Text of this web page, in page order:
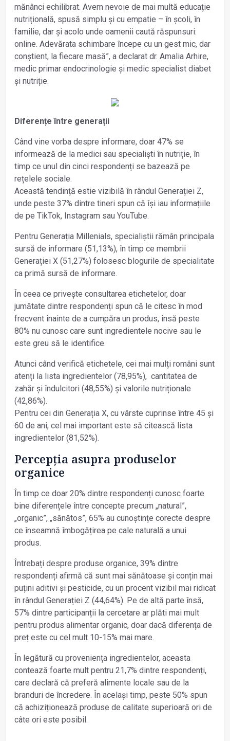
mănânci echilibrat. Avem nevoie de mai multă educație
nutrițională, spusă simplu și cu empatie – în școli, în
familie, dar și acolo unde oamenii caută răspunsuri:
online. Adevărata schimbare începe cu un gest mic, dar
conștient, la fiecare masă”, a declarat dr. Amalia Arhire,
medic primar endocrinologie și medic specialist diabet
și nutriție.
Diferențe între generații
Când vine vorba despre informare, doar 47% se
informează de la medici sau specialiști în nutriție, în
timp ce unul din cinci respondenți se bazează pe
rețelele sociale.
Această tendință estie vizibilă în rândul Generației Z,
unde peste 37% dintre tineri spun că își iau informațiile
de pe TikTok, Instagram sau YouTube.
Pentru Generația Millenials, specialiștii rămân principala
sursă de informare (51,13%), în timp ce membrii
Generației X (51,27%) folosesc blogurile de specialitate
ca primă sursă de informare.
În ceea ce privește consultarea etichetelor, doar
jumătate dintre respondenți spun că le citesc în mod
frecvent înainte de a cumpăra un produs, însă peste
80% nu cunosc care sunt ingredientele nocive sau le
este greu să le identifice.
Atunci când verifică etichetele, cei mai mulți români sunt
atenți la lista ingredientelor (78,95%), cantitatea de
zahăr și îndulcitori (48,55%) și valorile nutriționale
(42,86%).
Pentru cei din Generația X, cu vârste cuprinse între 45 și
60 de ani, cel mai important este să citească lista
ingredientelor (81,52%).
Percepția asupra produselor
organice
În timp ce doar 20% dintre respondenți cunosc foarte
bine diferențele între concepte precum „natural”,
„organic”, „sănătos”, 65% au cunoștințe corecte despre
ce înseamnă îmbogățirea pe cale naturală a unui
produs.
Întrebați despre produse organice, 39% dintre
respondenți afirmă că sunt mai sănătoase și conțin mai
puțini aditivi și pesticide, cu un procent vizibil mai ridicat
în rândul Generației Z (44,64%). Pe de altă parte însă,
57% dintre participanții la cercetare ar plăti mai mult
pentru produs alimentar organic, doar dacă diferența de
preț este cu cel mult 10-15% mai mare.
În legătură cu proveniența ingredientelor, aceasta
contează foarte mult pentru 21,7% dintre respondenți,
care declară că preferă alimente locale sau de la
branduri de încredere. În același timp, peste 50% spun
că achiziționează produse de calitate superioară ori de
câte ori este posibil.